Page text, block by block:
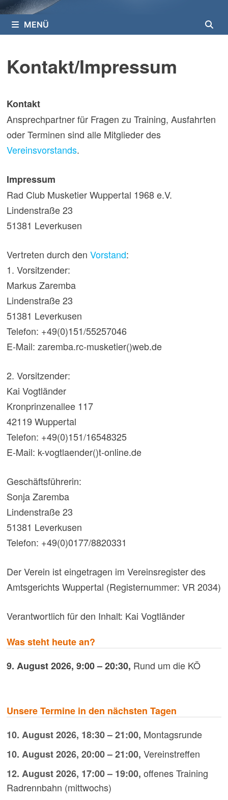
MENÜ
Kontakt/Impressum
Kontakt
Ansprechpartner für Fragen zu Training, Ausfahrten
oder Terminen sind alle Mitglieder des
Vereinsvorstands.
Impressum
Rad Club Musketier Wuppertal 1968 e.V.
Lindenstraße 23
51381 Leverkusen
Vertreten durch den Vorstand:
1. Vorsitzender:
Markus Zaremba
Lindenstraße 23
51381 Leverkusen
Telefon: +49(0)151/55257046
E-Mail: zaremba.rc-musketier()web.de
2. Vorsitzender:
Kai Vogtländer
Kronprinzenallee 117
42119 Wuppertal
Telefon: +49(0)151/16548325
E-Mail: k-vogtlaender()t-online.de
Geschäftsführerin:
Sonja Zaremba
Lindenstraße 23
51381 Leverkusen
Telefon: +49(0)0177/8820331
Der Verein ist eingetragen im Vereinsregister des
Amtsgerichts Wuppertal (Registernummer: VR 2034)
Verantwortlich für den Inhalt: Kai Vogtländer
Was steht heute an?
9. August 2026, 9:00– 20:30, Rund um die KÖ
Unsere Termine in den nächsten Tagen
10. August 2026, 18:30– 21:00, Montagsrunde
10. August 2026, 20:00– 21:00, Vereinstreffen
12. August 2026, 17:00– 19:00, offenes Training
Radrennbahn (mittwochs)